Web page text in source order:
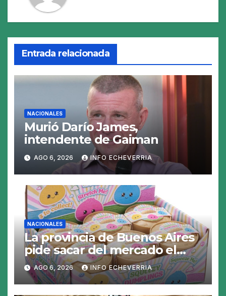
Entrada relacionada
NACIONALES
Murió Darío James,
intendente de Gaiman
AGO 6, 2026 INFO ECHEVERRIA
NACIONALES
La provincia de Buenos Aires
pide sacar del mercado el
«Squeezy Dumpling», un
juguete «tóxico»
AGO 6, 2026 INFO ECHEVERRIA